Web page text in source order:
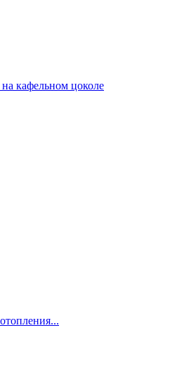
кафельном цоколе